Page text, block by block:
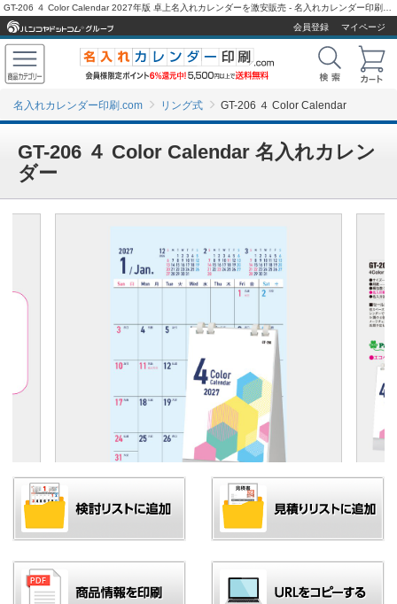
会員登録
マイページ
名入れカレンダー印刷.com リング式 GT-206 ４ Color Calendar
GT-206 ４ Color Calendar 名入れカレン
ダー